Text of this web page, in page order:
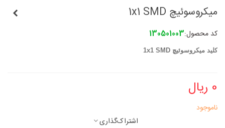
میکروسوئیچ 1x1 SMD
کد محصول:130501003
کلید میکروسوئیچ 1x1 SMD
0 ریال
ناموجود
اشتراک‌گذاری